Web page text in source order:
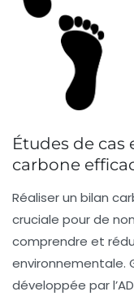
Études de
carbone
Réaliser un bilan
cruciale pour de
comprendre et
environnementale.
développée par